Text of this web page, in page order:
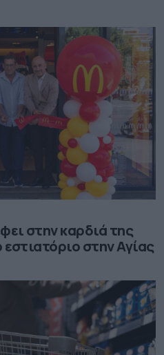
στην καρδιά της
στην Αγίας